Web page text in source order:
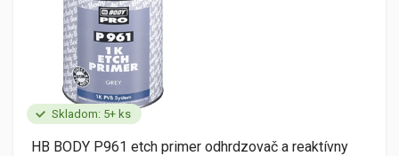
Skladom: 5+ ks
HB BODY P961 etch primer odhrdzovač a reaktívny